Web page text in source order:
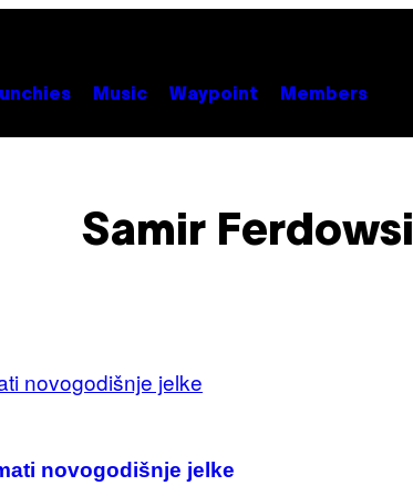
Music Waypoint Members
Samir Ferdowsi
novogodišnje jelke